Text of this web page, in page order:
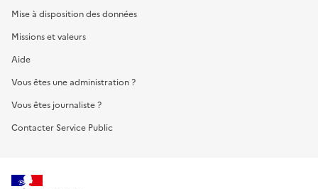
Mise à disposition des données
Missions et valeurs
Aide
Vous êtes une administration ?
Vous êtes journaliste ?
Contacter Service Public